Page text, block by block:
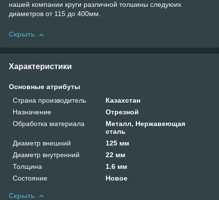
нашей компании круги различной толшины следуюих
диаметров от 115 до 400мм.
Скрыть
Характеристики
Основные атрибуты
Страна производитель
Казахстан
Назначение
Отрезной
Обработка материала
Металл, Нержавеющая
сталь
Диаметр внешний
125 мм
Диаметр внутренний
22 мм
Толщина
1.6 мм
Состояние
Новое
Скрыть